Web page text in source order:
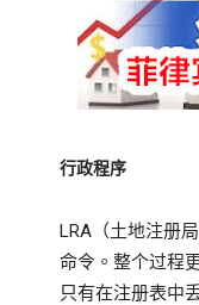
行政程序
LRA（土地注册
命令。整个过程
只有在注册表中